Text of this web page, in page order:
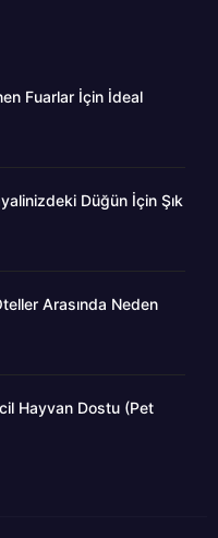
Fuarlar İçin İdeal
Düğün İçin Şık
Arasında Neden
Hayvan Dostu (Pet